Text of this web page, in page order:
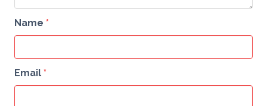
Name *
Email *